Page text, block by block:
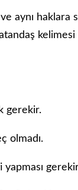
aynı haklara
kelimesi
gerekir.
olmadı.
yapması